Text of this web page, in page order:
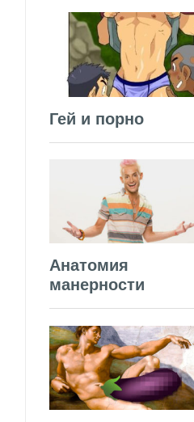
Гей и порно
Анатомия
манерности